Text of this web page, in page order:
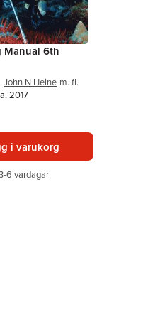
Manual 6th
John N Heine m. fl.
2017
i varukorg
6 vardagar